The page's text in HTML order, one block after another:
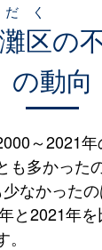
区
く
の
の動向
～2021
も多かった
なかった
と2021年